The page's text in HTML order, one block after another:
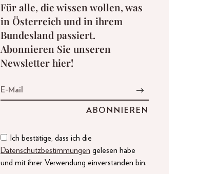
Für alle, die wissen wollen, was
in Österreich und in ihrem
Bundesland passiert.
Abonnieren Sie unseren
Newsletter hier!
Ich bestätige, dass ich die
Datenschutzbestimmungen gelesen habe
und mit ihrer Verwendung einverstanden bin.